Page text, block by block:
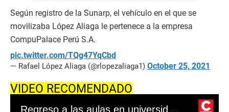
Según registro de la Sunarp, el vehículo en el que se
movilizaba López Aliaga le pertenece a la empresa
CompuPalace Perú S.A.
pic.twitter.com/TQg47YqCbd
— Rafael López Aliaga (@rlopezaliaga1) October 25, 2021
VIDEO RECOMENDADO
Regreso a las aulas en universidades: todo lo que se sabe sobre el inicio de clases semipresenciales